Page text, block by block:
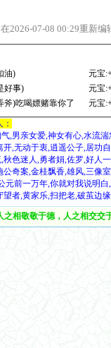
2026-07-08 00:29重新编
油)
元宝
好事)
元宝
斧)吃喝嫖赌靠你了
元宝
：
,男亲女爱,神女有心,水流
开,无动于衷,逍遥公子,居功
秋色迷人,勇者娟,佐罗,好人
公奇案,金桂飘香,雄风,三像
元前一万年,你就对我说明
望者,黄家乐,扫把老,破茧边
之相敬敬于德，人之相交